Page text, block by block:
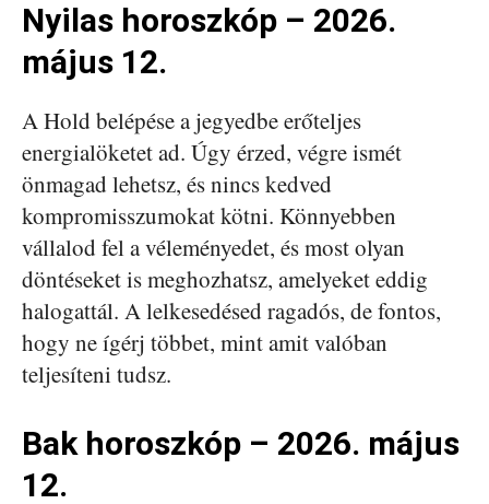
Nyilas horoszkóp – 2026.
május 12.
A Hold belépése a jegyedbe erőteljes
energialöketet ad. Úgy érzed, végre ismét
önmagad lehetsz, és nincs kedved
kompromisszumokat kötni. Könnyebben
vállalod fel a véleményedet, és most olyan
döntéseket is meghozhatsz, amelyeket eddig
halogattál. A lelkesedésed ragadós, de fontos,
hogy ne ígérj többet, mint amit valóban
teljesíteni tudsz.
Bak horoszkóp – 2026. május
12.